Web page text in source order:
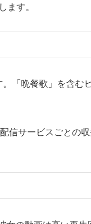
ます。
「晩餐歌」を含む
信サービスごとの